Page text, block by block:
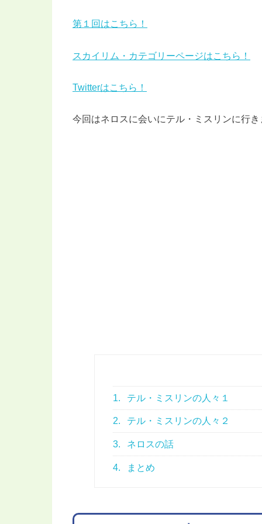
第１回はこちら！
スカイリム・カテゴリーページはこちら！
Twitterはこちら！
今回はネロスに会いにテル・ミスリンに行
1. テル・ミスリンの人々１
2. テル・ミスリンの人々２
3. ネロスの話
4. まとめ